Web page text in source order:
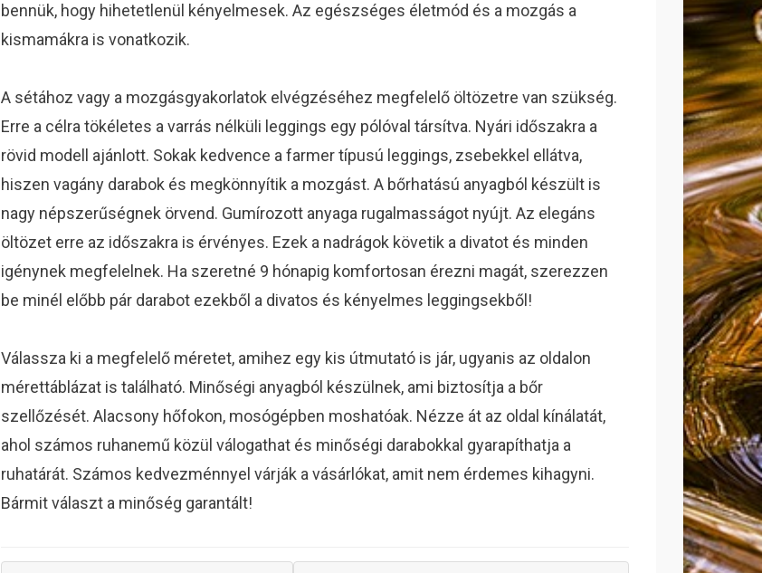
bennük, hogy hihetetlenül kényelmesek. Az egészséges életmód és a mozgás a
kismamákra is vonatkozik.
A sétához vagy a mozgásgyakorlatok elvégzéséhez megfelelő öltözetre van szükség.
Erre a célra tökéletes a varrás nélküli leggings egy pólóval társítva. Nyári időszakra a
rövid modell ajánlott. Sokak kedvence a farmer típusú leggings, zsebekkel ellátva,
hiszen vagány darabok és megkönnyítik a mozgást. A bőrhatású anyagból készült is
nagy népszerűségnek örvend. Gumírozott anyaga rugalmasságot nyújt. Az elegáns
öltözet erre az időszakra is érvényes. Ezek a nadrágok követik a divatot és minden
igénynek megfelelnek. Ha szeretné 9 hónapig komfortosan érezni magát, szerezzen
be minél előbb pár darabot ezekből a divatos és kényelmes leggingsekből!
Válassza ki a megfelelő méretet, amihez egy kis útmutató is jár, ugyanis az oldalon
mérettáblázat is található. Minőségi anyagból készülnek, ami biztosítja a bőr
szellőzését. Alacsony hőfokon, mosógépben moshatóak. Nézze át az oldal kínálatát,
ahol számos ruhanemű közül válogathat és minőségi darabokkal gyarapíthatja a
ruhatárát. Számos kedvezménnyel várják a vásárlókat, amit nem érdemes kihagyni.
Bármit választ a minőség garantált!